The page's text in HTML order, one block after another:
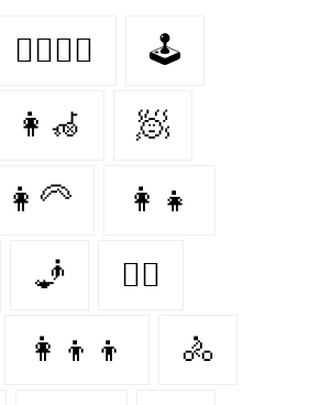
👩‍❤️‍💋‍👩 🕹️
👩‍🦽‍ 🧖‍
👩‍🦳 👩‍👧
🧞‍ 👩‍⚖️
👩‍👦‍👦 🚴‍